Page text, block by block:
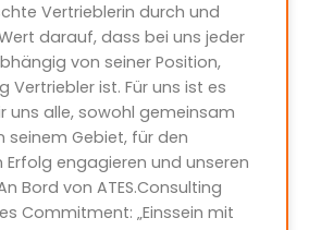
Vertrieblerin durch und
darauf, dass bei uns jeder
von seiner Position,
Vertriebler ist. Für uns ist es
uns alle, sowohl gemeinsam
seinem Gebiet, für den
engagieren und unseren
Bord von ATES.Consulting
Commitment: „Einssein mit